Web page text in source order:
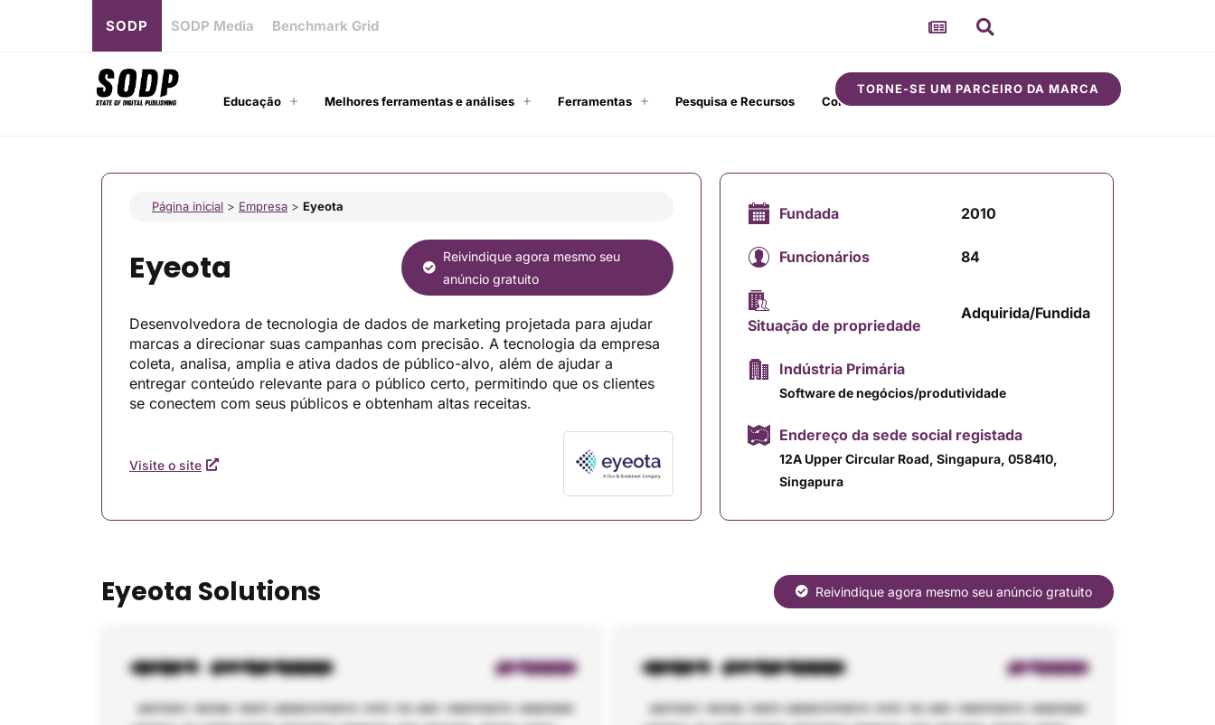
SODP SODP Media Benchmark Grid
Educação Melhores ferramentas e análises Ferramentas Pesquisa e Recursos Comunidade
TORNE-SE UM PARCEIRO DA MARCA
Página inicial > Empresa > Eyeota
Eyeota
Reivindique agora mesmo seu
anúncio gratuito
Desenvolvedora de tecnologia de dados de marketing projetada para ajudar
marcas a direcionar suas campanhas com precisão. A tecnologia da empresa
coleta, analisa, amplia e ativa dados de público-alvo, além de ajudar a
entregar conteúdo relevante para o público certo, permitindo que os clientes
se conectem com seus públicos e obtenham altas receitas.
Visite o site
Fundada 2010
Funcionários 84
Situação de propriedade
Adquirida/Fundida
Indústria Primária
Software de negócios/produtividade
Endereço da sede social registada
12A Upper Circular Road, Singapura, 058410,
Singapura
Eyeota Solutions Reivindique agora mesmo seu anúncio gratuito